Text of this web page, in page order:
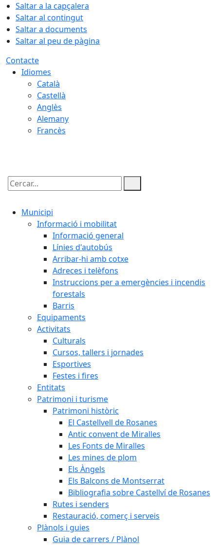
Saltar a la capçalera
Saltar al contingut
Saltar a documents
Saltar al peu de pàgina
Contacte
Idiomes
Català
Castellà
Anglès
Alemany
Francès
Cercar:
Municipi
Informació i mobilitat
Informació general
Línies d'autobús
Arribar-hi amb cotxe
Adreces i telèfons
Instruccions per a emergències i incendis
forestals
Barris
Equipaments
Activitats
Culturals
Cursos, tallers i jornades
Esportives
Festes i fires
Entitats
Patrimoni i turisme
Patrimoni històric
El Castellvell de Rosanes
Antic convent de Miralles
Les Fonts de Miralles
Les mines de plom
Els Àngels
Els Balcons de Montserrat
Bibliografia sobre Castellví de Rosanes
Rutes i senders
Restauració, comerç i serveis
Plànols i guies
Guia de carrers / Plànol